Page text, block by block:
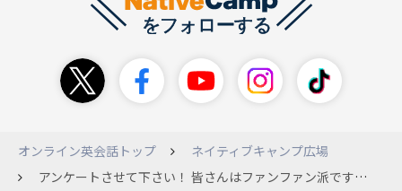
オンライン英会話トップ
ネイティブキャンプ広場
アンケートさせて下さい！ 皆さんはファンファン派ですか？テディー派ですか？ あなたの推しはどちらか教えて下さい！ それから、運営さんそのうちラビットも期待してます🎌